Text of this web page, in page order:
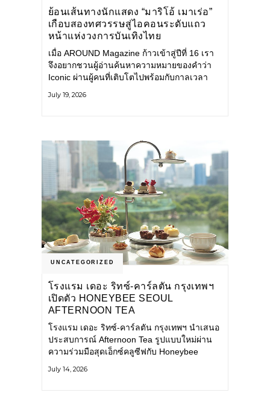
ย้อนเส้นทางนักแสดง “มาริโอ้ เมาเร่อ”
เกือบสองทศวรรษสู่ไอคอนระดับแถว
หน้าแห่งวงการบันเทิงไทย
เมื่อ AROUND Magazine ก้าวเข้าสู่ปีที่ 16 เรา
จึงอยากชวนผู้อ่านค้นหาความหมายของคำว่า
Iconic ผ่านผู้คนที่เติบโตไปพร้อมกับกาลเวลา
คือ มาริโอ้ เมาเร่อ
July 19, 2026
UNCATEGORIZED
โรงแรม เดอะ ริทซ์-คาร์ลตัน กรุงเทพฯ
เปิดตัว HONEYBEE SEOUL
AFTERNOON TEA
COLLABORATION ณ คาเลโอ
(CALEŌ) ชวนสัมผัสเสน่ห์ของขนม
หวานร่วมสมัยจากกรุงโซล
โรงแรม เดอะ ริทซ์-คาร์ลตัน กรุงเทพฯ นำเสนอ
ประสบการณ์ Afternoon Tea รูปแบบใหม่ผ่าน
ความร่วมมือสุดเอ็กซ์คลูซีฟกับ Honeybee
ดังจากกรุงโซล นำโดยเชฟอึนจอง
July 14, 2026